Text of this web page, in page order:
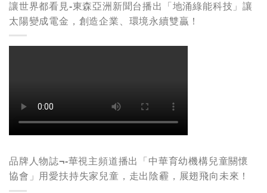
讓世界都看見-東森亞洲新聞台播出「地涌綠能科技」讓
太陽變成電金，創造企業、環境永續雙贏！
品牌人物誌¬-華視主頻道播出「中華育幼機構兒童關懷
協會」用愛扶持失家兒童，走出陰霾，展翅飛向未來！